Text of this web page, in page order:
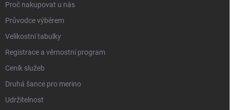
Proč nakupovat u nás
Průvodce výběrem
Velikostní tabulky
Registrace a věrnostní program
Ceník služeb
Druhá šance pro merino
Udržitelnost